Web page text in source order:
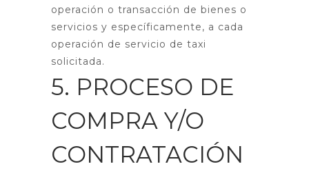
operación o transacción de bienes o
servicios y específicamente, a cada
operación de servicio de taxi
solicitada.
5. PROCESO DE
COMPRA Y/O
CONTRATACIÓN